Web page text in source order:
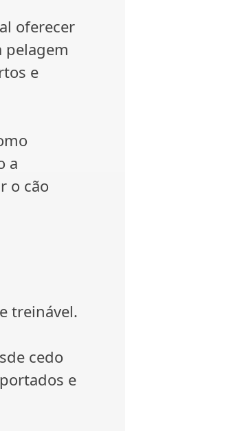
oferecer
pelagem
e
a
o cão
treinável.
cedo
e